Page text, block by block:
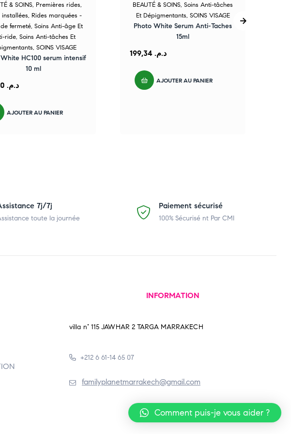
& SOINS, Premières rides,
installées, Rides marquées -
fermeté, Soins Anti-âge Et
ride, Soins Anti-tâches Et
, SOINS VISAGE
HC100 serum intensif
10 ml
د.م.
AJOUTER AU PANIER
BEAUTÉ & SOINS, Soins Anti-tâches
Et Dépigmentants, SOINS VISAGE
Photo White Serum Anti-Taches
15ml
د.م.
AJOUTER AU PANIER
7j/7j
toute la journée
Paiement sécurisé
100% Sécurisé nt Par CMI
INFORMATION
villa n° 115 JAWHAR 2 TARGA MARRAKECH
+212 6 61-14 65 07
familyplanetmarrakech@gmail.com
Comment puis-je vous aider ?